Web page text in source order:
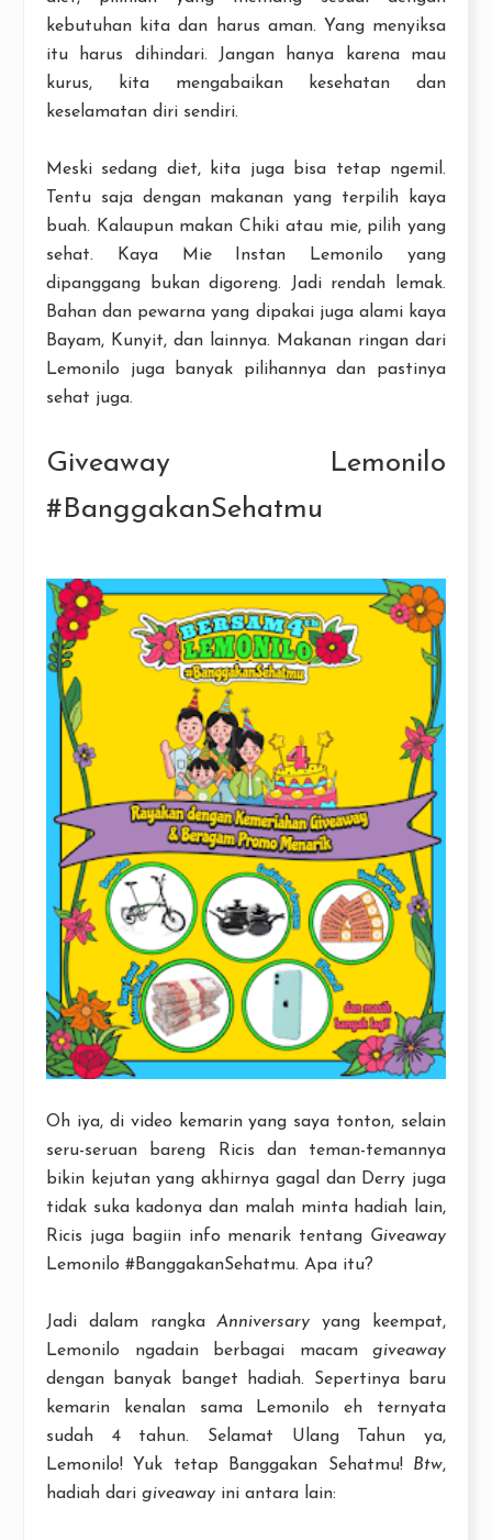
kebutuhan kita dan harus aman. Yang menyiksa
itu harus dihindari. Jangan hanya karena mau
kurus, kita mengabaikan kesehatan dan
keselamatan diri sendiri.
Meski sedang diet, kita juga bisa tetap ngemil.
Tentu saja dengan makanan yang terpilih kaya
buah. Kalaupun makan Chiki atau mie, pilih yang
sehat. Kaya Mie Instan Lemonilo yang
dipanggang bukan digoreng. Jadi rendah lemak.
Bahan dan pewarna yang dipakai juga alami kaya
Bayam, Kunyit, dan lainnya. Makanan ringan dari
Lemonilo juga banyak pilihannya dan pastinya
sehat juga.
Giveaway Lemonilo
#BanggakanSehatmu
Oh iya, di video kemarin yang saya tonton, selain
seru-seruan bareng Ricis dan teman-temannya
bikin kejutan yang akhirnya gagal dan Derry juga
tidak suka kadonya dan malah minta hadiah lain,
Ricis juga bagiin info menarik tentang Giveaway
Lemonilo #BanggakanSehatmu. Apa itu?
Jadi dalam rangkaAnniversary yang keempat,
Lemonilo ngadain berbagai macam giveaway
dengan banyak banget hadiah. Sepertinya baru
kemarin kenalan sama Lemonilo eh ternyata
sudah 4 tahun. Selamat Ulang Tahun ya,
Lemonilo! Yuk tetap Banggakan Sehatmu! Btw,
hadiah dari giveaway ini antara lain: